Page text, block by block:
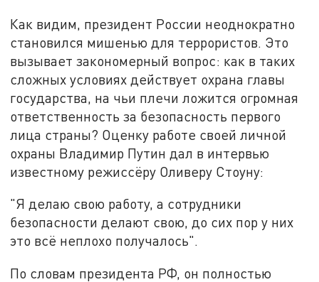
Как видим, президент России неоднократно
становился мишенью для террористов. Это
вызывает закономерный вопрос: как в таких
сложных условиях действует охрана главы
государства, на чьи плечи ложится огромная
ответственность за безопасность первого
лица страны? Оценку работе своей личной
охраны Владимир Путин дал в интервью
известному режиссёру Оливеру Стоуну:
"Я делаю свою работу, а сотрудники
безопасности делают свою, до сих пор у них
это всё неплохо получалось".
По словам президента РФ, он полностью